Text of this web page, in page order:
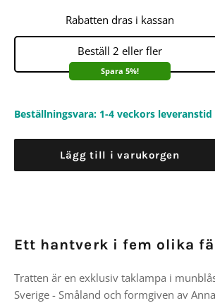
Rabatten dras i kassan
Beställ 2 eller fler
Spara 5%!
Beställningsvara: 1-4 veckors leveranstid
Lägg till i varukorgen
Ett hantverk i fem olika
Tratten är en exklusiv taklampa i
Sverige - Småland och formgiven av